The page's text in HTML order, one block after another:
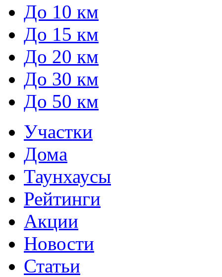
До 10 км
До 15 км
До 20 км
До 30 км
До 50 км
Участки
Дома
Таунхаусы
Рейтинги
Акции
Новости
Статьи